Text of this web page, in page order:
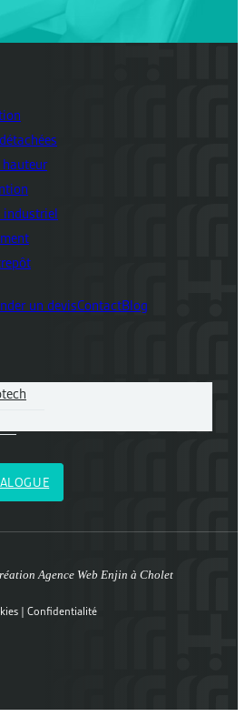
industriel
un devisContactBlog
Agence Web Enjin à Cholet
| Confidentialité